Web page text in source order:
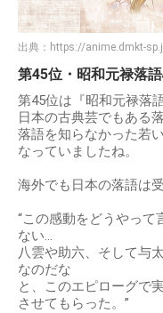
出典： https://anime.dmkt-
第45位・昭和元禄落
第45位は『昭和元禄落
日本の古典芸でもある
落語を知らなかった若
なっていましたね。
海外でも日本の落語は
“この感動をどうやって
ない...
八雲や助六、そして与
なのだな
と、このエピローグで
させてもらった。”